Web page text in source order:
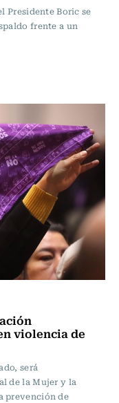
Presidente Boric se
frente a un
violencia de
será
de la Mujer y la
prevención de